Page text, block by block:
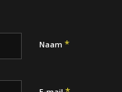
Naam *